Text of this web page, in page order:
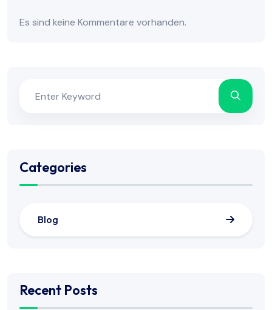
Es sind keine Kommentare vorhanden.
Categories
Blog
Recent Posts